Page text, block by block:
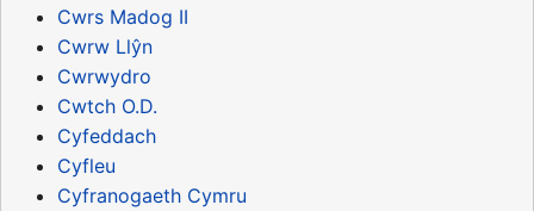
Cwrs Madog II
Cwrw Llŷn
Cwrwydro
Cwtch O.D.
Cyfeddach
Cyfleu
Cyfranogaeth Cymru